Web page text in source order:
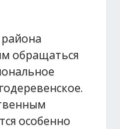
района
обращаться
особенно